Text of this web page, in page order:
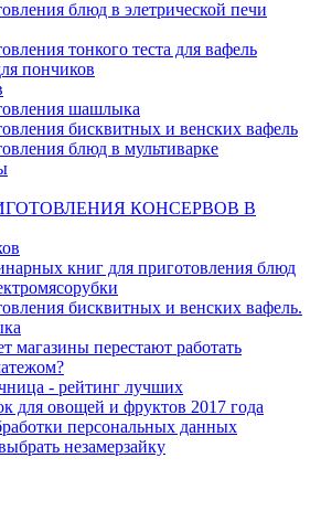
блюд в элетрической печи
тонкого теста для вафель
пончиков
шашлыка
бисквитных и венских вафель
блюд в мультиварке
КОНСЕРВОВ В
книг для приготовления блюд
бисквитных и венских вафель.
магазины перестают работать
- рейтинг лучших
для овощей и фруктов 2017 года
персональных данных
незамерзайку